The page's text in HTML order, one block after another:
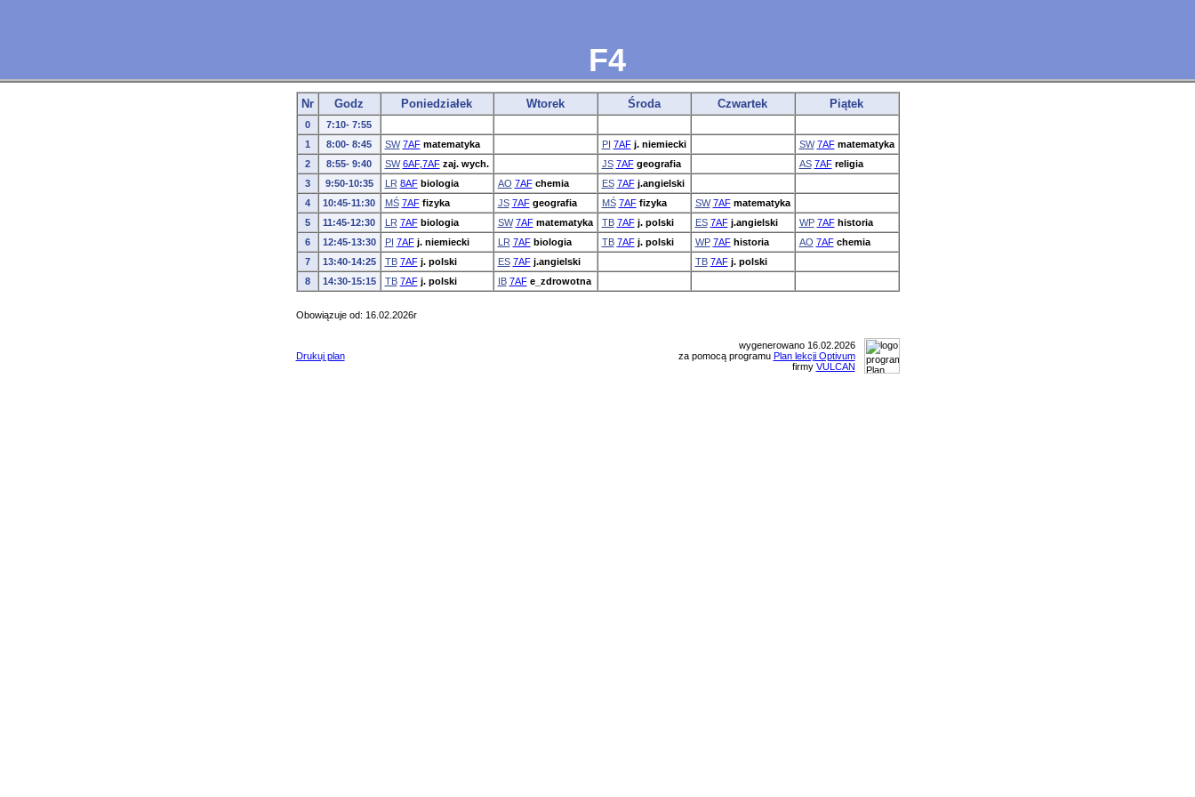
F4
Nr Godz Poniedziałek Wtorek Środa Czwartek Piątek
0
7:10- 7:55
1
8:00- 8:45 SW 7AF matematyka PI 7AF j. niemiecki SW 7AF matematyka
2
8:55- 9:40 SW 6AF,7AF zaj. wych. JS 7AF geografia AS 7AF religia
3
9:50-10:35 LR 8AF biologia AO 7AF chemia ES 7AF j.angielski
4
10:45-11:30 MŚ 7AF fizyka JS 7AF geografia MŚ 7AF fizyka SW 7AF matematyka
5
11:45-12:30 LR 7AF biologia SW 7AF matematyka TB 7AF j. polski ES 7AF j.angielski WP 7AF historia
6
12:45-13:30 PI 7AF j. niemiecki LR 7AF biologia TB 7AF j. polski WP 7AF historia AO 7AF chemia
7
13:40-14:25 TB 7AF j. polski ES 7AF j.angielski TB 7AF j. polski
8
14:30-15:15 TB 7AF j. polski IB 7AF e_zdrowotna
Obowiązuje od: 16.02.2026r
Drukuj plan
wygenerowano 16.02.2026
za pomocą programu Plan lekcji Optivum
firmy VULCAN